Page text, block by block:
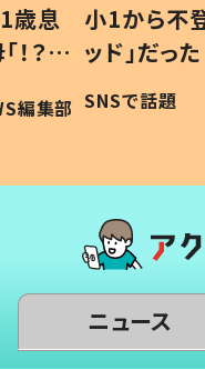
歳息
？」
編集部
小1から不
ッド」だ
作り続け
#令和の子
SNSで話題
ニュース